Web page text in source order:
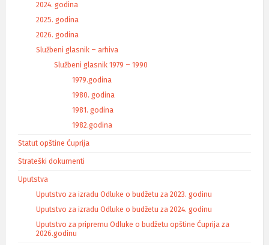
2024. godina
2025. godina
2026. godina
Službeni glasnik – arhiva
Službeni glasnik 1979 – 1990
1979.godina
1980. godina
1981. godina
1982.godina
Statut opštine Ćuprija
Strateški dokumenti
Uputstva
Uputstvo za izradu Odluke o budžetu za 2023. godinu
Uputstvo za izradu Odluke o budžetu za 2024. godinu
Uputstvo za pripremu Odluke o budžetu opštine Ćuprija za
2026.godinu